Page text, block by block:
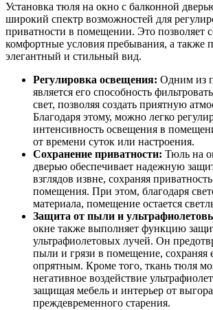
Установка тюля на окно с балконной
широкий спектр возможностей для
приватности в помещении. Это позволяет
комфортные условия пребывания, а также
элегантный и стильный вид.
Регулировка освещения: Одним из
является его способность
свет, позволяя создать приятную
Благодаря этому, можно легко
интенсивность освещения в
от времени суток или настроения.
Сохранение приватности: Тюль на
дверью обеспечивает надежную
взглядов извне, сохраняя
помещения. При этом, благодаря
материала, помещение остается
Защита от пыли и
окне также выполняет функцию
ультрафиолетовых лучей. Он
пыли и грязи в помещение, сохраняя
опрятным. Кроме того, ткань тюля
негативное воздействие
защищая мебель и интерьер от
преждевременного старения.